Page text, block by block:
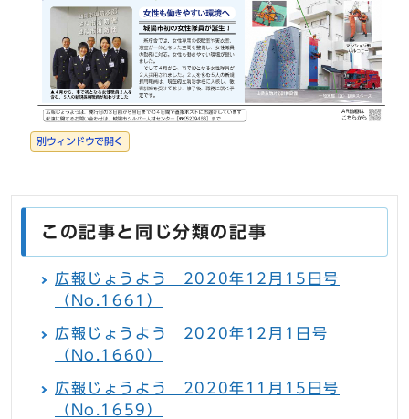
別ウィンドウで開く
この記事と同じ分類の記事
広報じょうよう 2020年12月15日号
（No.1661）
広報じょうよう 2020年12月1日号
（No.1660）
広報じょうよう 2020年11月15日号
（No.1659）